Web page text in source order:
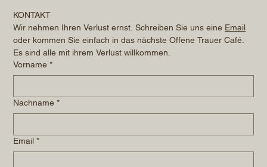
KONTAKT
Wir nehmen Ihren Verlust ernst. Schreiben Sie uns eine Email
oder kommen Sie einfach in das nächste Offene Trauer Café.
Es sind alle mit ihrem Verlust willkommen.
Vorname *
Nachname *
Email *